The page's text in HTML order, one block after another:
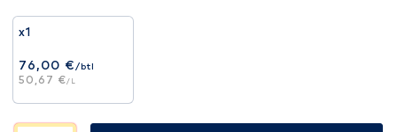
x1
76,00 €/btl
50,67 €/L